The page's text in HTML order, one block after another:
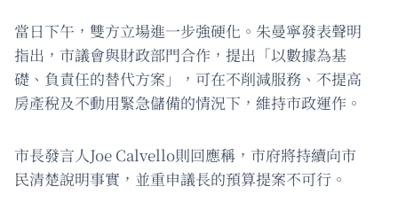
當日下午，雙方立場進一步強硬化。朱曼寧發表聲明
指出，市議會與財政部門合作，提出「以數據為基
礎、負責任的替代方案」，可在不削減服務、不提高
房產稅及不動用緊急儲備的情況下，維持市政運作。
市長發言人Joe Calvello則回應稱，市府將持續向市
民清楚說明事實，並重申議長的預算提案不可行。